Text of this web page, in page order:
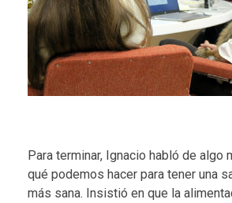
Para terminar, Ignacio habló de algo
qué podemos hacer para tener una
más sana. Insistió en que la